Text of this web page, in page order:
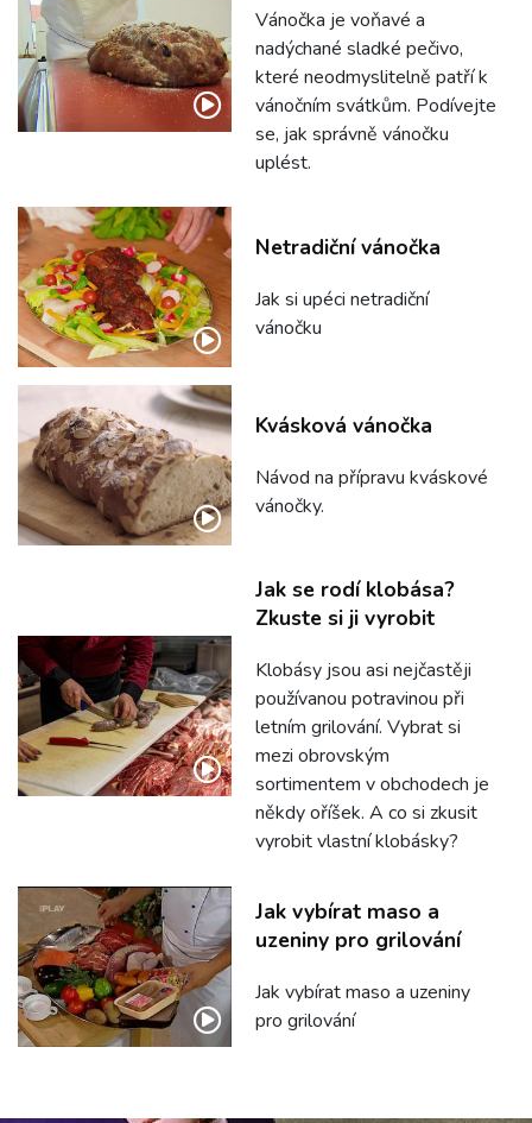
Vánočka je voňavé a
nadýchané sladké pečivo,
které neodmyslitelně patří k
vánočním svátkům. Podívejte
se, jak správně vánočku
uplést.
Netradiční vánočka
Jak si upéci netradiční
vánočku
Kvásková vánočka
Návod na přípravu kváskové
vánočky.
Jak se rodí klobása?
Zkuste si ji vyrobit
Klobásy jsou asi nejčastěji
používanou potravinou při
letním grilování. Vybrat si
mezi obrovským
sortimentem v obchodech je
někdy oříšek. A co si zkusit
vyrobit vlastní klobásky?
Jak vybírat maso a
uzeniny pro grilování
Jak vybírat maso a uzeniny
pro grilování